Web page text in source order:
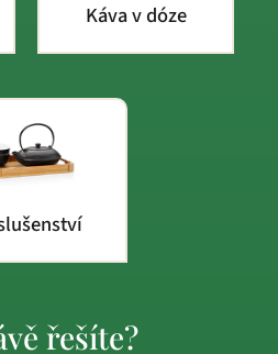
Káva v dóze
řešíte?